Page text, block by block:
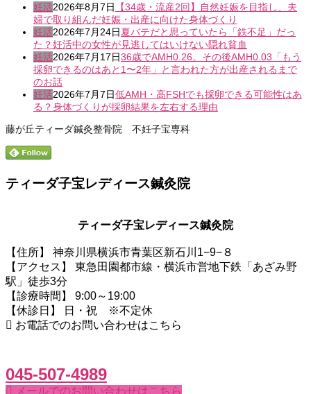
妊活2026年8月7日
【34歳・流産2回】自然妊娠を目指し、夫
婦で取り組んだ妊娠・出産に向けた身体づくり
妊活2026年7月24日夏バテだと思っていたら「鉄不足」だっ
た？妊活中の女性が見逃してはいけない隠れ貧血
妊活2026年7月17日36歳でAMH0.26。その後AMH0.03「もう
採卵できるのはあと1〜2年」と言われた方が出産されるまで
のお話
妊活2026年7月7日低AMH・高FSHでも採卵できる可能性はあ
る？身体づくりが採卵結果を左右する理由
藤が丘ティーダ鍼灸整骨院 不妊子宝専科
ティーダ子宝レディース鍼灸院
ティーダ子宝レディース鍼灸院
【住所】 神奈川県横浜市青葉区新石川1−9−８
【アクセス】 東急田園都市線・横浜市営地下鉄「あざみ野
駅」徒歩3分
【診療時間】 9:00～19:00
【休診日】 日・祝 ※不定休
お電話でのお問い合わせはこちら
045-507-4989
メールでのお問い合わせはこちら